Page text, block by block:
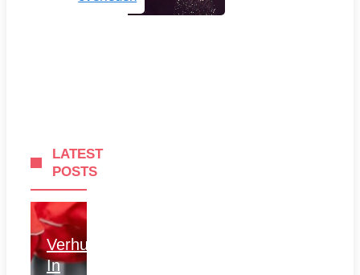
LATEST
POSTS
Verhuizen
In